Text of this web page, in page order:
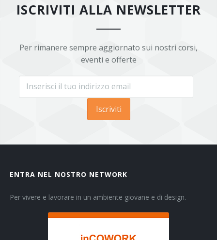
ISCRIVITI ALLA NEWSLETTER
Per rimanere sempre aggiornato sui nostri corsi,
eventi e offerte
Iscriviti
ENTRA NEL NOSTRO NETWORK
Per vivere e lavorare in un ambiente giovane e di design.